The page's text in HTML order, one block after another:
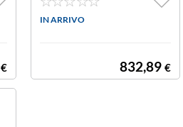
€
IN ARRIVO
832,89 €